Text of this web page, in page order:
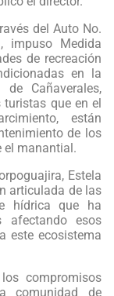
del Auto No.
impuso Medida
de recreación
en la
Cañaverales,
que en el
están
de los
el manantial.
Estela
articulada de las
hídrica que ha
afectando esos
este ecosistema
compromisos
comunidad de